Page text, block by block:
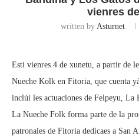
vienres
written by Asturnet
Esti vienres 4 de xunetu, a partir de
Nueche Kolk en Fitoria, que cuenta
inclúi les actuaciones de Felpeyu, La
La Nueche Folk forma parte de la
patronales de Fitoria dedicaes a San